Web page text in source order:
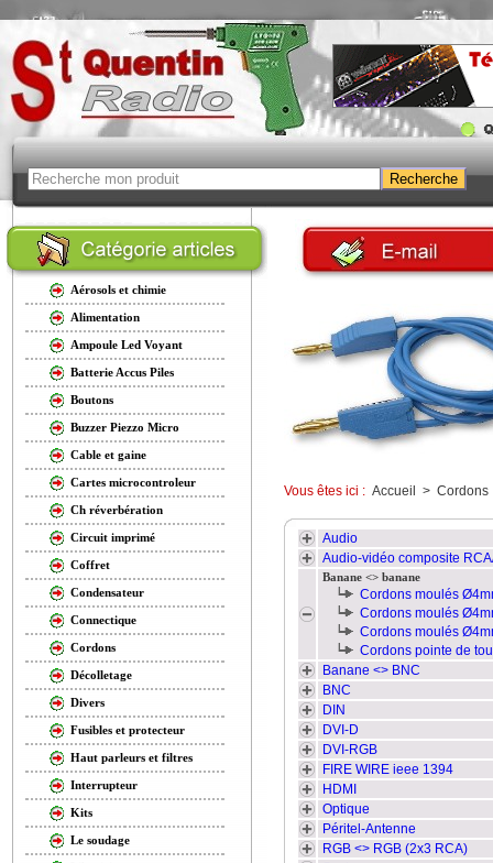
Aérosols et chimie
Alimentation
Ampoule Led Voyant
Batterie Accus Piles
Boutons
Buzzer Piezzo Micro
Cable et gaine
Cartes microcontroleur
Ch réverbération
Circuit imprimé
Coffret
Condensateur
Connectique
Cordons
Décolletage
Divers
Fusibles et protecteur
Haut parleurs et filtres
Interrupteur
Kits
Le soudage
Vous êtes ici : Accueil > Cordons
Audio
Audio-vidéo composite
Banane <> banane
Cordons moulés
Cordons moulés
Cordons moulés
Cordons pointe de
Banane <> BNC
BNC
DIN
DVI-D
DVI-RGB
FIRE WIRE ieee 1394
HDMI
Optique
Péritel-Antenne
RGB <> RGB (2x3 RCA)